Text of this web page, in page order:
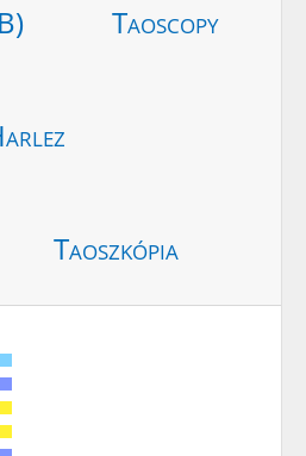
Taoscopy
Taoszkópia